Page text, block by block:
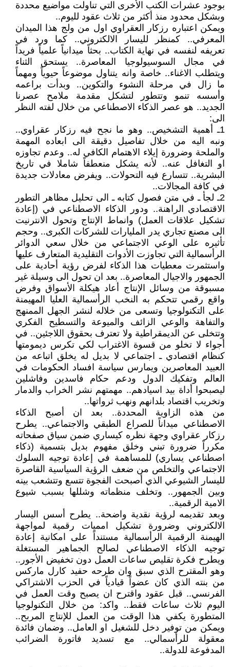
بوجود عشرات الكتب الأخرى التي تناولت مواضيع محددة
وبشكل محدود منذ أكثر من ثلاث عقود لليوم..
ويمكن اعتباره رزكار العقراوي اول من ولج هذا الميدان
المعرفي.. كمنظر لليسار الالكتروني.. كما ورد في
تعريفه لنفسه في نهاية الكتاب.. بحثاً ميدانياً علمياً فريداً
في مجال السوسيولوجيا المعاصرة.. يستحق الثناء
ويتطلب الاغناء.. خاصة وانه يتناول موضوعاً حيوياً ومهماً
ما زال في مرحلة النشوء والتكوين.. وبدأت براعمه
وأسسه تنمو وتتطور لتشكل مقدمة ملامح عصرنا
الجديد.. هو عصر الذكاء الاصطناعي من خلال لفته النظر
الى:
1ـ أهمية التشخيص.. وهو ما نجح فيه رزكار عقراوي..
ونبه اليه من خلال تفاصيل دقيقة الى ابعاده المهمة
والملحة وضرورة إيلاء الاهتمام الكافي له.. وعدم تجاوزه
او التغافل عنه.. لأنه يشكل منعطفاً شاملا في تاريخ
البشرية.. تتسارع فيه التحولات.. ويفرض معادلات جديدة
في كافة المجالات..
2ـ لجأ ـ في متن فصول كتابه ـ الى تحليل مظاهر التطور
الاقتصادي الراهنة.. ودور الذكاء الاصطناعي في (إعادة
تشكيل علاقات العمل) وانماط الإنتاج وتحول الانترنيت
الى مصنع تجاري يدر المليارات للشركات الكبرى.. وحجم
تأثيره على الوعي الاجتماعي من خلال سعي الدوائر
الرأسمالية التي تجاوزت الأدوات التقليدية المتعارف عليها
واستثمرت معطيات هذا الذكاء لفرض رؤية أحادية على
الجمهور والاجيال المعاصرة.. بعد ان تحول الى وسيلة غير
مسبوقة من وسائل الإنتاج أعاد هيكلة الأسواق وفرض
واقع رقمي تتحكم به النخب الرأسمالية العليا المهيمنة
على التكنولوجيا وتسعى من خلاله لنشر الجهل الممنهج
والتفاهة والوعي الزائف والميوعة والتسطيح الفكري
وتتخلى عن الديمقراطية ولا تعترف بحقوق اللاجئين.. في
أجواء لا تخلو من قسوة الاغتراب لكي تكرس ديمومتها
كنظام اقتصادي ـ اجتماعي لا بديل له يخلق اتباعه من
العبيد المعاصرين ويمارس سياسة افساد الحكومات في
العالم وتفكيك الدول ودعم حكام فاسدين وفاشلين
ليصبحوا أداة بيد اسيادهم.. مهمتهم نشر الخراب والدمار
وتخريب اقتصاد بلدانهم ونهب ثرواتها..
من هذه الزاوية المحددة.. بعد ان أصبح الذكاء
الاصطناعي ميداناً للصراع الطبقي والاجتماعي.. يطرح
رزكار عقراوي وجهة نظره كيساري ضمن سياق صفحاته
مكرراً ضرورة تبني وخلق مفهوم بديل بتسمية (ذكاء
اصطناعي يساري) للمساهمة في إعادة توجيه السلوك
الاجتماعي والتخلص من ضعف الرؤية السياسية القاصرة
لليسار الشيوعي الذي أصبحت الفجوة تتسع وتتشعب بينه
وبين الجمهور.. وتخلف منظماته وشللها بسبب شيوع
الامية الرقمية..
وبعد تقديمه لرؤية نقدية واضحة.. يطرح أسس اليسار
الالكتروني وضرورة تشكيل امميات رقمية لمواجهة
الهيمنة الرقمية الرأسمالية مستنداً على امكانية إعادة
توجيه الذكاء الاصطناعي لصالح الجماهير المستغلة
ويطرح فكرة تقليص ساعات العمل دون تخفيض الأجور..
وهو المقترح الذي سبق وان طرحه حفيد كارل ماركس
من بنته الذي كان عضواً قيادياً في الحزب الاشتراكي
الفرنسي.. قبل عقود واقترح ان يصبح وقت العمل في
اليوم ثلاث ساعات فقط.. واكد: من خلال التكنولوجيا
المتطورة يكفي هذا الوقت من العمل للإنتاج المربح..
ويمكن من توفير دخل للشغيل او العامل.. وضمان فائدة
معقولة للرأسمالي.. مع تسديد فاتورة الضرائب
المدفوعة للدولة..